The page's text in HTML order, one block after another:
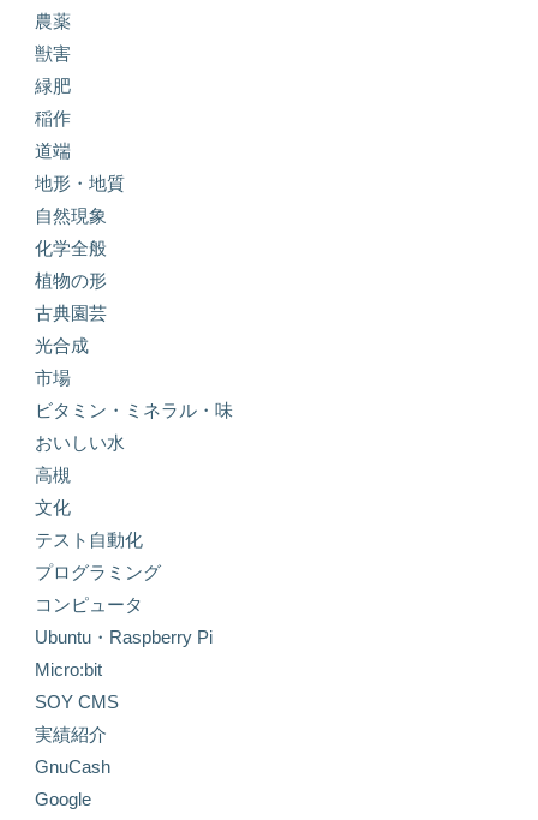
農薬
獣害
緑肥
稲作
道端
地形・地質
自然現象
化学全般
植物の形
古典園芸
光合成
市場
ビタミン・ミネラル・味
おいしい水
高槻
文化
テスト自動化
プログラミング
コンピュータ
Ubuntu・Raspberry Pi
Micro:bit
SOY CMS
実績紹介
GnuCash
Google